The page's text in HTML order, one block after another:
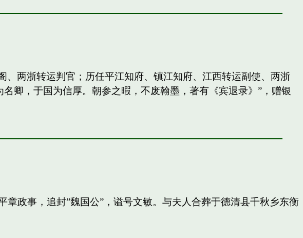
两浙转运判官；历任平江知府、镇江知府、江西转运副使、两浙
卿，于国为信厚。朝参之暇，不废翰墨，著有《宾退录》”，赠银
政事，追封”魏国公”，谥号文敏。与夫人合葬于德清县千秋乡东衡